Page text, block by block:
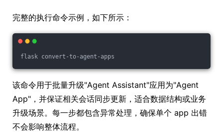
完整的执行命令示例，如下所示：
flask convert-to-agent-apps
该命令用于批量升级"Agent Assistant"应用为"Agent
App"，并保证相关会话同步更新，适合数据结构或业务
升级场景。每一步都包含异常处理，确保单个 app 出错
不会影响整体流程。